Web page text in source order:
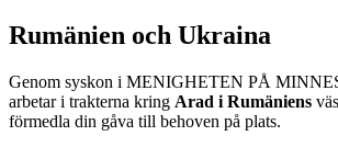
Rumänien och Ukraina
Genom syskon i MENIGHETEN PÅ
arbetar i trakterna kring Arad i Rumäniens
förmedla din gåva till behoven på plats.